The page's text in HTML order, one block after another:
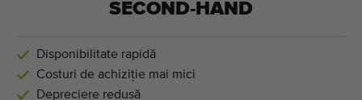
SECOND-HAND
Disponibilitate rapidă
Costuri de achiziție mai mici
Depreciere redusă